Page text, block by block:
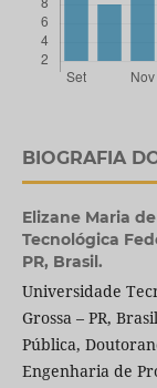
BIOGRAFIA
Elizane Maria
Tecnológica
PR, Brasil.
Universidade
Grossa – PR,
Pública,
Engenharia de